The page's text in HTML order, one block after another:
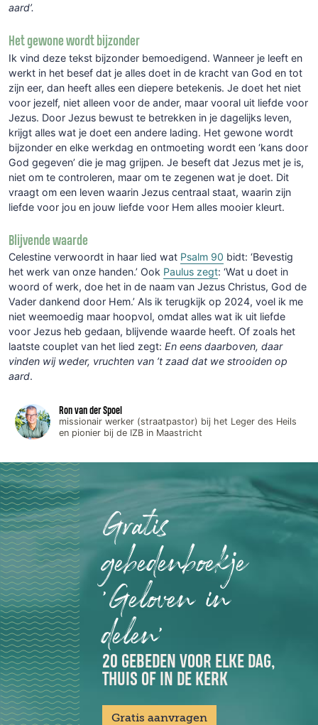
aard’.
Het gewone wordt bijzonder
Ik vind deze tekst bijzonder bemoedigend. Wanneer je leeft en
werkt in het besef dat je alles doet in de kracht van God en tot
zijn eer, dan heeft alles een diepere betekenis. Je doet het niet
voor jezelf, niet alleen voor de ander, maar vooral uit liefde voor
Jezus. Door Jezus bewust te betrekken in je dagelijks leven,
krijgt alles wat je doet een andere lading. Het gewone wordt
bijzonder en elke werkdag en ontmoeting wordt een ‘kans door
God gegeven’ die je mag grijpen. Je beseft dat Jezus met je is,
niet om te controleren, maar om te zegenen wat je doet. Dit
vraagt om een leven waarin Jezus centraal staat, waarin zijn
liefde voor jou en jouw liefde voor Hem alles mooier kleurt.
Blijvende waarde
Celestine verwoordt in haar lied wat Psalm 90 bidt: ‘Bevestig
het werk van onze handen.’ Ook Paulus zegt: ‘Wat u doet in
woord of werk, doe het in de naam van Jezus Christus, God de
Vader dankend door Hem.’ Als ik terugkijk op 2024, voel ik me
niet weemoedig maar hoopvol, omdat alles wat ik uit liefde
voor Jezus heb gedaan, blijvende waarde heeft. Of zoals het
laatste couplet van het lied zegt: En eens daarboven, daar
vinden wij weder, vruchten van ’t zaad dat we strooiden op
aard.
Ron van der Spoel
missionair werker (straatpastor) bij het Leger des Heils
en pionier bij de IZB in Maastricht
Gratis
gebedenboekje
'Geloven in
delen'
20 GEBEDEN VOOR ELKE DAG,
THUIS OF IN DE KERK
Gratis aanvragen